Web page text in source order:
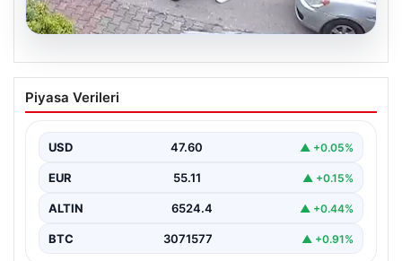
04.08.2026
Bolu’da Vahşet: Yavru Kediye İşlenen
İğrenç Olay Kameralara Yansıdı
günlerde meydana gelen korkutucu olay, bölgedeki
sakinleri derinden sarstı. Elektrikli…
Piyasa Verileri
USD 47.60 ▲ +0.05%
EUR 55.11 ▲ +0.15%
ALTIN 6524.4 ▲ +0.44%
BTC 3071577 ▲ +0.91%